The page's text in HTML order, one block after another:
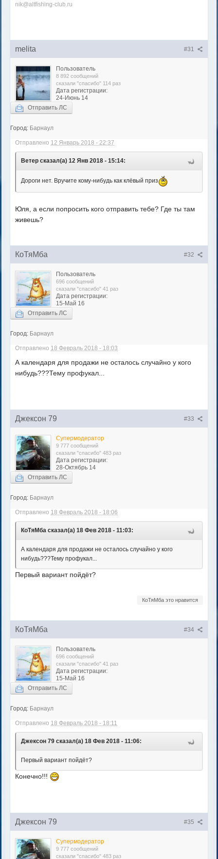
nik@altfishing-club.ru
#31
melita
Пользователь
8 892 сообщений
сказали "спасибо" 114 раз
Дата регистрации:
24-Июнь 14
Отправить ЛС
Город: Барнаул
Отправлено 12 Январь 2018 - 22:37
Ветер сказал(а) 12 Янв 2018 - 15:14:
Дороги нет. Вручите кому-нибудь как клёвый приз
Юля, а если попросить кого отправить тебе? Где ты там
живешь?
#32
КоТяМба
Пользователь
696 сообщений
сказали "спасибо" 41 раз
Дата регистрации:
15-Май 16
Отправить ЛС
Город: Барнаул
Отправлено 18 Февраль 2018 - 18:03
А календаря для продажи не осталось случайно у кого
нибудь???Тему профукал...
#33
Джексон 79
Супермодератор
9 777 сообщений
сказали "спасибо" 483 раз
Дата регистрации:
28-Октябрь 14
Отправить ЛС
Город: Барнаул
Отправлено 18 Февраль 2018 - 18:06
КоТяМба сказал(а) 18 Фев 2018 - 11:03:
А календаря для продажи не осталось случайно у кого
нибудь???Тему профукал...
Первый вариант пойдёт?
КоТяМба это нравится
#34
КоТяМба
Пользователь
696 сообщений
сказали "спасибо" 41 раз
Дата регистрации:
15-Май 16
Отправить ЛС
Город: Барнаул
Отправлено 18 Февраль 2018 - 18:11
Джексон 79 сказал(а) 18 Фев 2018 - 11:06:
Первый вариант пойдёт?
Конечно!!!
#35
Джексон 79
Супермодератор
9 777 сообщений
сказали "спасибо" 483 раз